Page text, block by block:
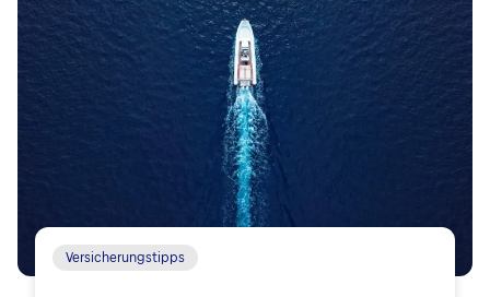
Versicherungstipps